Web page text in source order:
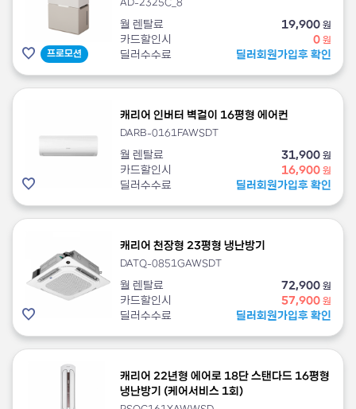
프로모션
AD-2325C_8
월 렌탈료 19,900 원
카드할인시 0 원
딜러수수료 딜러회원가입후 확인
캐리어 인버터 벽걸이 16평형 에어컨
DARB-0161FAWSDT
월 렌탈료 31,900 원
카드할인시 16,900 원
딜러수수료 딜러회원가입후 확인
캐리어 천장형 23평형 냉난방기
DATQ-0851GAWSDT
월 렌탈료 72,900 원
카드할인시 57,900 원
딜러수수료 딜러회원가입후 확인
캐리어 22년형 에어로 18단 스탠다드 16평형
냉난방기 (케어서비스 1회)